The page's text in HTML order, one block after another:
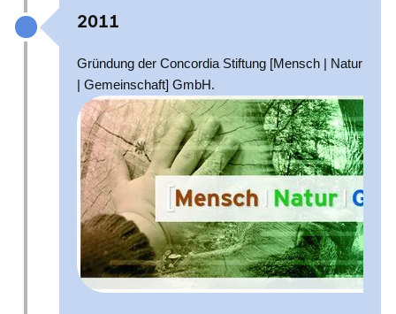
2011
Gründung der Concordia Stiftung [Mensch | Natur
| Gemeinschaft] GmbH.